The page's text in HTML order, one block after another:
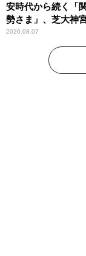
安時代から続く「
勢さま」、芝大神
パンプスが合格祈願
2026.08.07